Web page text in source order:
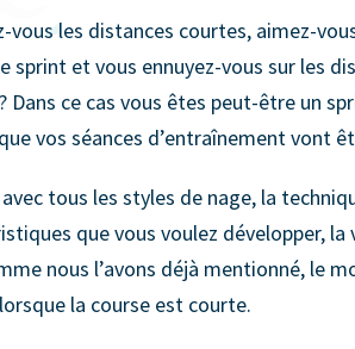
vous les distances courtes, aimez-
sprint et vous ennuyez-vous sur les
Dans ce cas vous êtes peut-être un
vos séances d’entraînement vont
tous les styles de nage, la
que vous voulez développer,
nous l’avons déjà mentionné, le
la course est courte.